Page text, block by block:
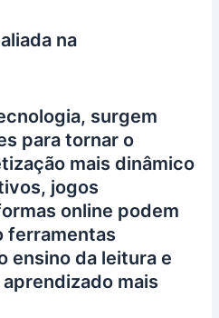
na
surgem
para tornar o
mais dinâmico
jogos
online podem
ferramentas
ensino da leitura e
mais